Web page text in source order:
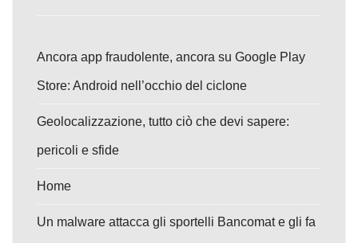
Ancora app fraudolente, ancora su Google Play
Store: Android nell’occhio del ciclone
Geolocalizzazione, tutto ciò che devi sapere:
pericoli e sfide
Home
Un malware attacca gli sportelli Bancomat e gli fa